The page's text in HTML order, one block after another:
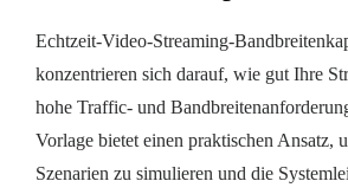
Echtzeit-Video-Streaming-
konzentrieren sich darauf, wie gut Ihre
hohe Traffic- und
Vorlage bietet einen praktischen Ansatz,
Szenarien zu simulieren und die